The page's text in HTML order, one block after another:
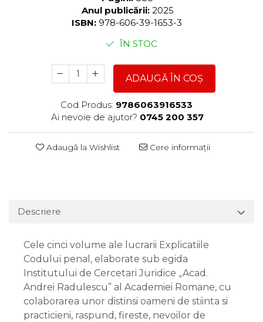
Anul publicării: 2025
ISBN: 978-606-39-1653-3
ÎN STOC
ADAUGĂ ÎN COȘ
Cod Produs: 9786063916533
Ai nevoie de ajutor? 0745 200 357
Adaugă la Wishlist Cere informații
Descriere
Cele cinci volume ale lucrarii Explicatiile
Codului penal, elaborate sub egida
Institutului de Cercetari Juridice „Acad.
Andrei Radulescu” al Academiei Romane, cu
colaborarea unor distinsi oameni de stiinta si
practicieni, raspund, fireste, nevoilor de